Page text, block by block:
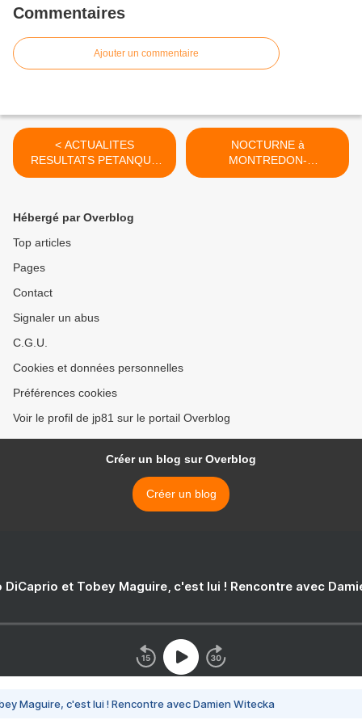
Commentaires
Ajouter un commentaire
< ACTUALITES
RESULTATS PETANQUE
TARN
NOCTURNE à
MONTREDON-
LABESSONNIE TARN >
Hébergé par Overblog
Top articles
Pages
Contact
Signaler un abus
C.G.U.
Cookies et données personnelles
Préférences cookies
Voir le profil de jp81 sur le portail Overblog
Créer un blog sur Overblog
Créer un blog
DiCaprio et Tobey Maguire, c'est lui ! Rencontre avec
Maguire, c'est lui ! Rencontre avec Damien Witecka